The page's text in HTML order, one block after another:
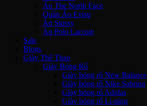
Áo The North Face
Quần Áo Evisu
Áo Stussy
Áo Polo Lacoste
Sale
Blogs
Giày Thể Thao
Giày Bóng Rổ
Giày bóng rổ New Balance
Giày bóng rổ Nike Sabrina
Giày bóng rổ Adidas
Giày bóng rổ Li-ning